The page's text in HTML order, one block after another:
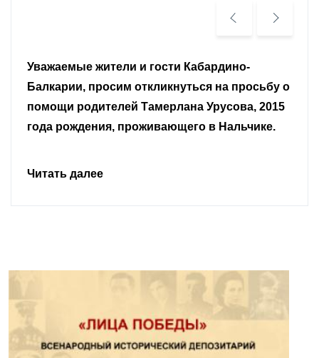
Уважаемые земляки и все неравнодушные
граждане.
Читать далее